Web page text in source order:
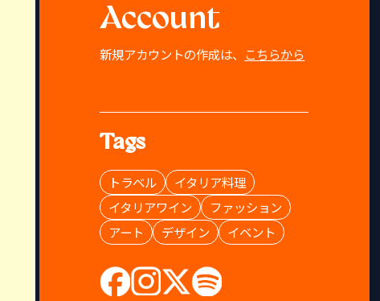
Account
新規アカウントの作成は、 こちらから
Tags
トラベル
イタリア料理
イタリアワイン
ファッション
アート
デザイン イベント